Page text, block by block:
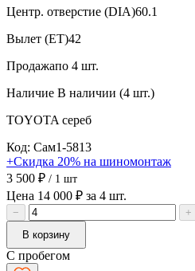
Центр. отверстие (DIA)60.1
Вылет (ET)42
Продажапо 4 шт.
Наличие В наличии (4 шт.)
TOYOTA сереб
Код: Сам1-5813
+Скидка 20% на шиномонтаж
3 500 ₽ / 1 шт
Цена 14 000 ₽ за 4 шт.
−
+
В корзину
С пробегом